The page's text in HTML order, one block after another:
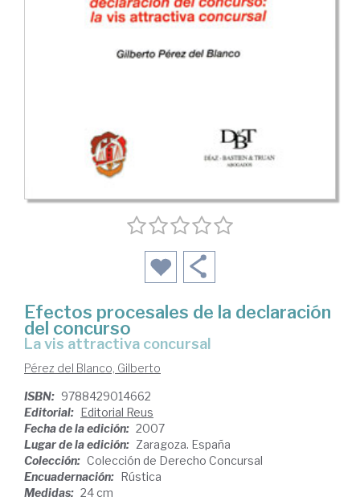
Efectos procesales de la declaración
del concurso
la vis attractiva concursal
Pérez del Blanco, Gilberto
ISBN: 9788429014662
Editorial: Editorial Reus
Fecha de la edición: 2007
Lugar de la edición: Zaragoza. España
Colección: Colección de Derecho Concursal
Encuadernación: Rústica
Medidas: 24 cm